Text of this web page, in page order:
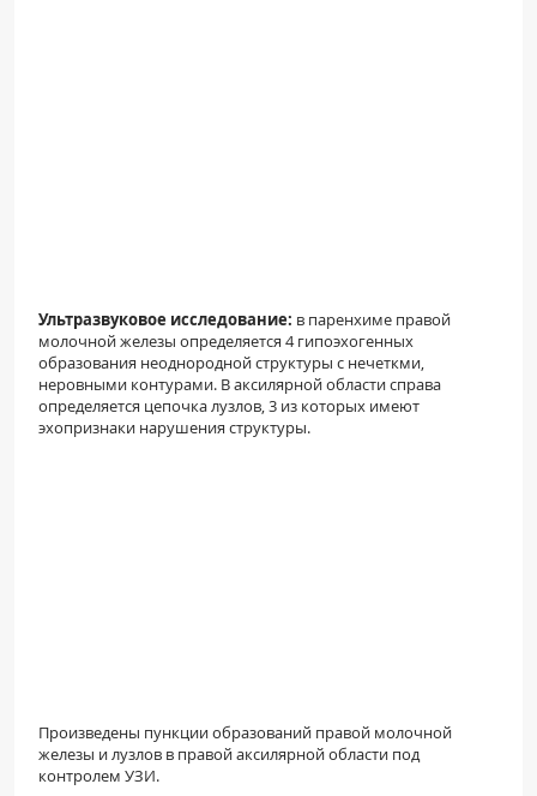
Ультразвуковое исследование: в паренхиме правой
молочной железы определяется 4 гипоэхогенных
образования неоднородной структуры с нечеткми,
неровными контурами. В аксилярной области справа
определяется цепочка лузлов, 3 из которых имеют
эхопризнаки нарушения структуры.
Произведены пункции образований правой молочной
железы и лузлов в правой аксилярной области под
контролем УЗИ.